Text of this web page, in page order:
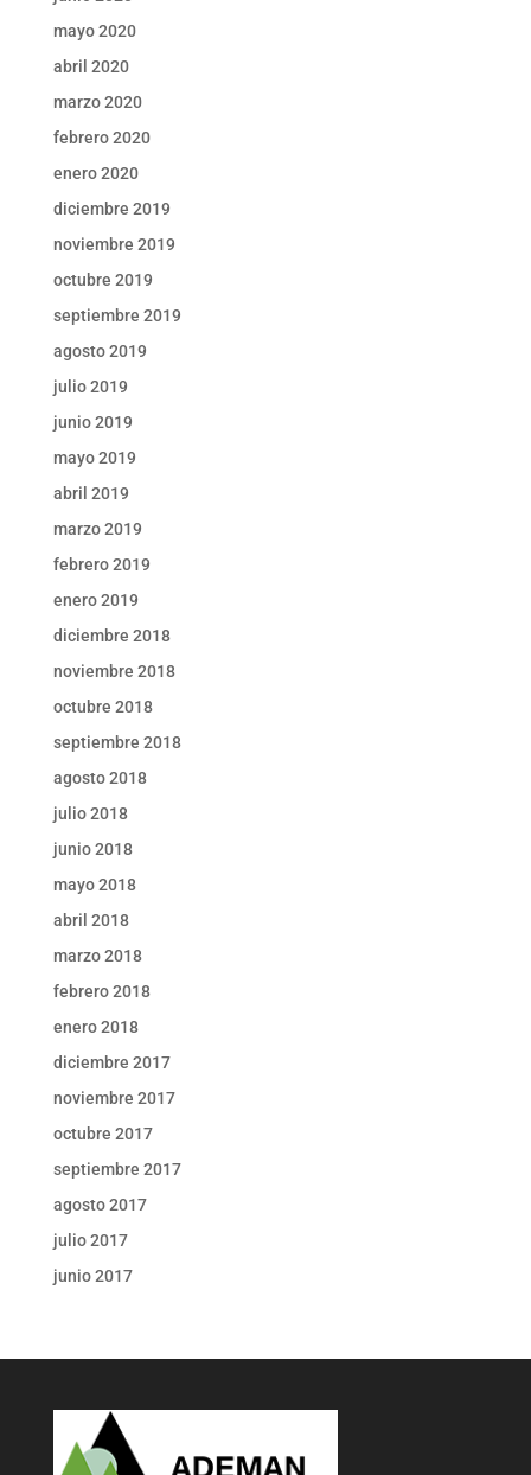
mayo 2020
abril 2020
marzo 2020
febrero 2020
enero 2020
diciembre 2019
noviembre 2019
octubre 2019
septiembre 2019
agosto 2019
julio 2019
junio 2019
mayo 2019
abril 2019
marzo 2019
febrero 2019
enero 2019
diciembre 2018
noviembre 2018
octubre 2018
septiembre 2018
agosto 2018
julio 2018
junio 2018
mayo 2018
abril 2018
marzo 2018
febrero 2018
enero 2018
diciembre 2017
noviembre 2017
octubre 2017
septiembre 2017
agosto 2017
julio 2017
junio 2017